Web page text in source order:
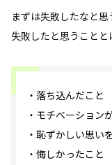
まずは失敗したなと思
失敗したと思うことと
・落ち込んだこと
・モチベーション
・恥ずかしい思い
・悔しかったこと